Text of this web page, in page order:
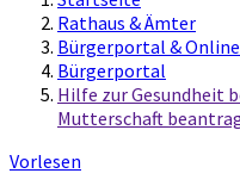
Rathaus & Ämter
Bürgerportal &
Bürgerportal
Hilfe zur Gesundheit
Mutterschaft
Vorlesen